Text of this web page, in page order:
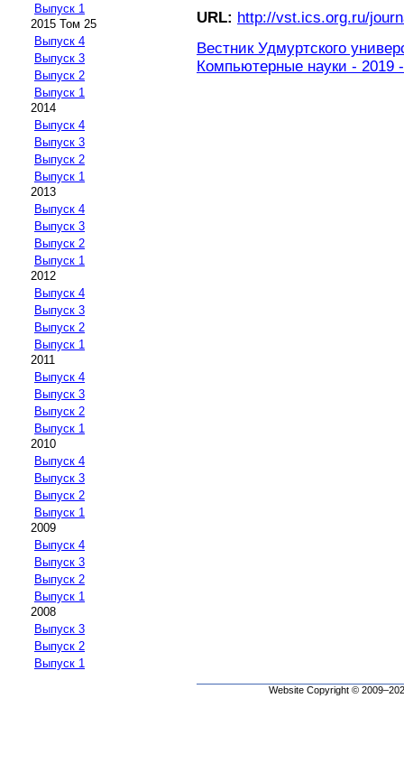
Выпуск 1
2015 Том 25
Выпуск 4
Выпуск 3
Выпуск 2
Выпуск 1
2014
Выпуск 4
Выпуск 3
Выпуск 2
Выпуск 1
2013
Выпуск 4
Выпуск 3
Выпуск 2
Выпуск 1
2012
Выпуск 4
Выпуск 3
Выпуск 2
Выпуск 1
2011
Выпуск 4
Выпуск 3
Выпуск 2
Выпуск 1
2010
Выпуск 4
Выпуск 3
Выпуск 2
Выпуск 1
2009
Выпуск 4
Выпуск 3
Выпуск 2
Выпуск 1
2008
Выпуск 3
Выпуск 2
Выпуск 1
URL: http://vst.ics.org.ru/
Вестник Удмуртского
Компьютерные науки - 2019
Website Copyright ©